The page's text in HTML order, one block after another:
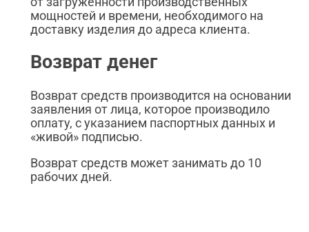
мощностей и времени, необходимого на
доставку изделия до адреса клиента.
Возврат денег
Возврат средств производится на основании
заявления от лица, которое производило
оплату, с указанием паспортных данных и
«живой» подписью.
Возврат средств может занимать до 10
рабочих дней.